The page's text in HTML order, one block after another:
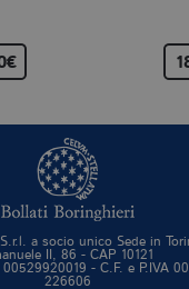
a socio unico Sede in
II, 86 - CAP 10121
- C.F. e P.IVA
226606
96327731-1